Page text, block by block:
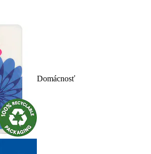
Domácnosť